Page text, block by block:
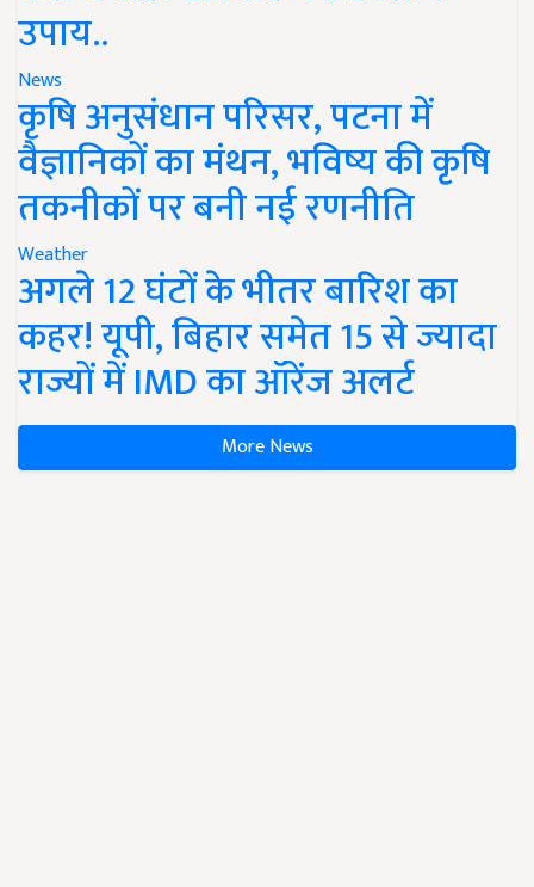
उपाय..
News
कृषि अनुसंधान परिसर, पटना में
वैज्ञानिकों का मंथन, भविष्य की कृषि
तकनीकों पर बनी नई रणनीति
Weather
अगले 12 घंटों के भीतर बारिश का
कहर! यूपी, बिहार समेत 15 से ज्यादा
राज्यों में IMD का ऑरेंज अलर्ट
More News